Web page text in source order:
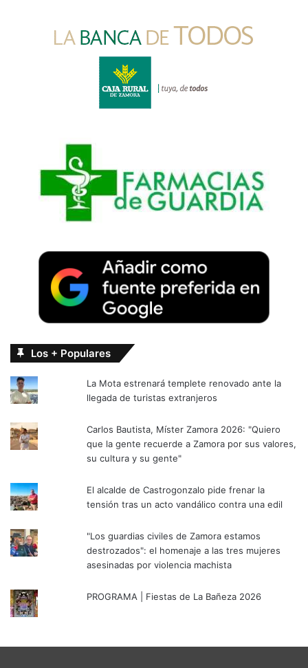
Los + Populares
La Mota estrenará templete renovado ante la
llegada de turistas extranjeros
Carlos Bautista, Míster Zamora 2026: "Quiero
que la gente recuerde a Zamora por sus valores,
su cultura y su gente"
El alcalde de Castrogonzalo pide frenar la
tensión tras un acto vandálico contra una edil
"Los guardias civiles de Zamora estamos
destrozados": el homenaje a las tres mujeres
asesinadas por violencia machista
PROGRAMA | Fiestas de La Bañeza 2026